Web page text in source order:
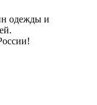
одежды и